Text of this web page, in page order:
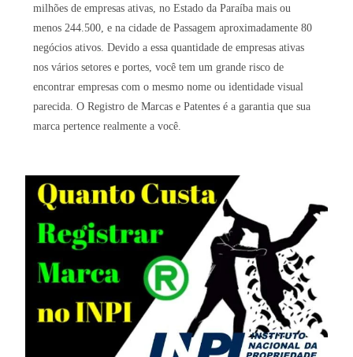
milhões de empresas ativas, no Estado da Paraíba mais ou
menos 244.500, e na cidade de Passagem aproximadamente 80
negócios ativos. Devido a essa quantidade de empresas ativas
nos vários setores e portes, você tem um grande risco de
encontrar empresas com o mesmo nome ou identidade visual
parecida. O Registro de Marcas e Patentes é a garantia que sua
marca pertence realmente a você.